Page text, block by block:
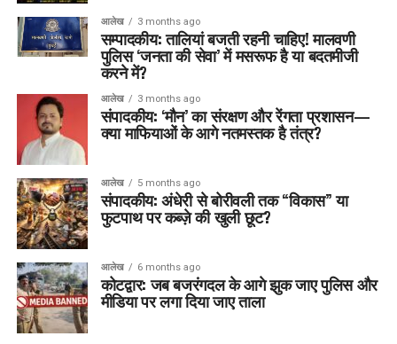
आलेख 3 months ago
सम्पादकीय: तालियां बजती रहनी चाहिए! मालवणी
पुलिस ‘जनता की सेवा’ में मसरूफ है या बदतमीजी
करने में?
आलेख 3 months ago
संपादकीय: ‘मौन’ का संरक्षण और रेंगता प्रशासन—
क्या माफियाओं के आगे नतमस्तक है तंत्र?
आलेख 5 months ago
संपादकीय: अंधेरी से बोरीवली तक “विकास” या
फुटपाथ पर कब्ज़े की खुली छूट?
आलेख 6 months ago
कोटद्वार: जब बजरंगदल के आगे झुक जाए पुलिस और
मीडिया पर लगा दिया जाए ताला